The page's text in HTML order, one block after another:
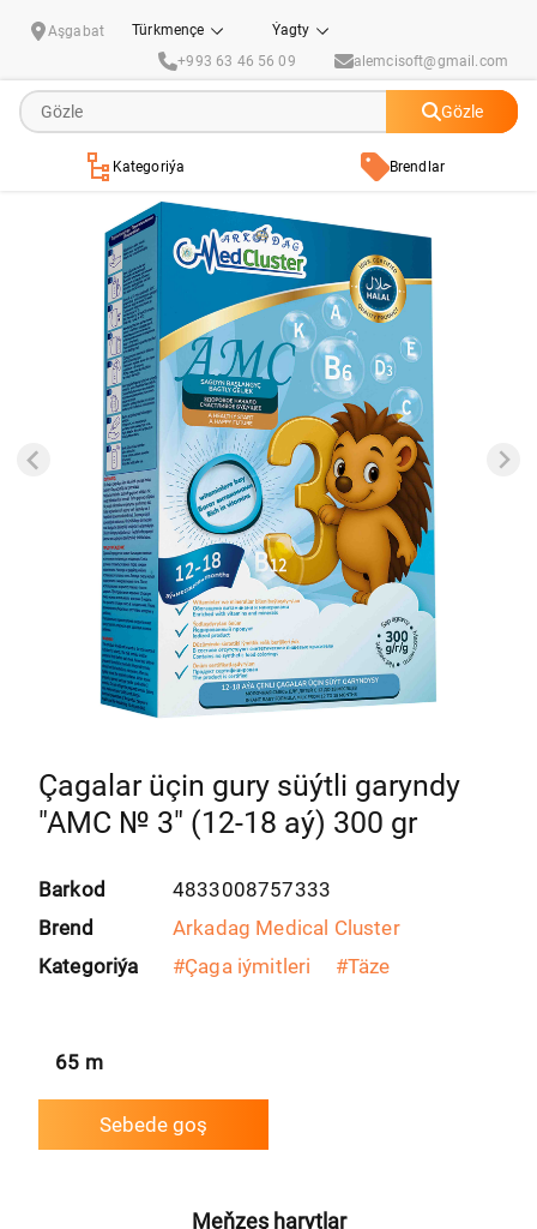
Aşgabat Türkmençe
Ýagty
+993 63 46 56 09
alemcisoft@gmail.com
Gözle
Kategoriýa Brendlar
Çagalar üçin gury süýtli garyndy
"AMC № 3" (12-18 aý) 300 gr
Barkod
4833008757333
Brend
Arkadag Medical Cluster
Kategoriýa
#Çaga iýmitleri #Täze
65 m
Sebede goş
Meňzeş harytlar